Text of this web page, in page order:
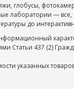
глобусы,
лаборатории — все,
до
Статьи 437 (2)
указанных